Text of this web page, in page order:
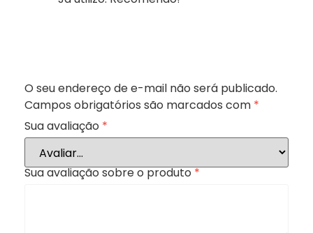
O seu endereço de e-mail não será publicado.
Campos obrigatórios são marcados com *
Sua avaliação *
Sua avaliação sobre o produto*